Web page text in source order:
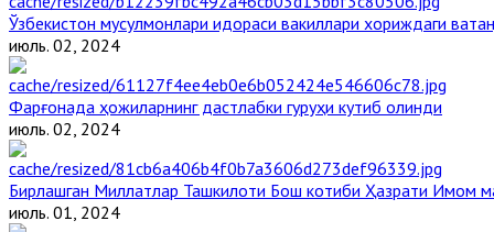
Ўзбекистон мусулмонлари идораси вакиллари хориждаги
июль. 02, 2024
Фарғонада ҳожиларнинг дастлабки гуруҳи кутиб олинди
июль. 02, 2024
Бирлашган Миллатлар Ташкилоти Бош котиби Ҳазрати Имом
июль. 01, 2024